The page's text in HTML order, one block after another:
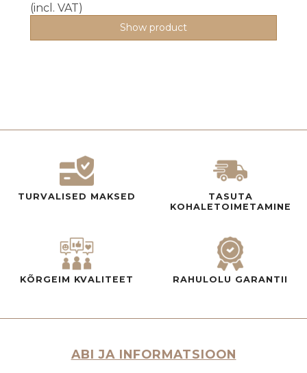
(incl. VAT)
Show product
TURVALISED MAKSED
TASUTA
KOHALETOIMETAMINE
KÕRGEIM KVALITEET RAHULOLU GARANTII
ABI JA INFORMATSIOON